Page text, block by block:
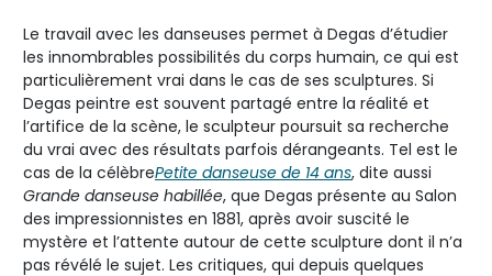
Le travail avec les danseuses permet à Degas d’étudier
les innombrables possibilités du corps humain, ce qui est
particulièrement vrai dans le cas de ses sculptures. Si
Degas peintre est souvent partagé entre la réalité et
l’artifice de la scène, le sculpteur poursuit sa recherche
du vrai avec des résultats parfois dérangeants. Tel est le
cas de la célèbrePetite danseuse de 14 ans, dite aussi
Grande danseuse habillée, que Degas présente au Salon
des impressionnistes en 1881, après avoir suscité le
mystère et l’attente autour de cette sculpture dont il n’a
pas révélé le sujet. Les critiques, qui depuis quelques